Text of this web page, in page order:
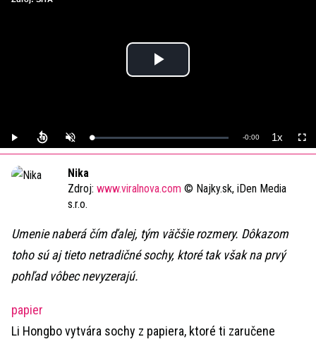
Play
Play UnmuteLoaded:
0%
Remaining
-0:00 1xPlayback
Rate
Nika
Zdroj: www.viralnova.com © Najky.sk, iDen Media
s.r.o.
Umenie naberá čím ďalej, tým väčšie rozmery. Dôkazom
toho sú aj tieto netradičné sochy, ktoré tak však na prvý
pohľad vôbec nevyzerajú.
papier
Li Hongbo vytvára sochy z papiera, ktoré ti zaručene